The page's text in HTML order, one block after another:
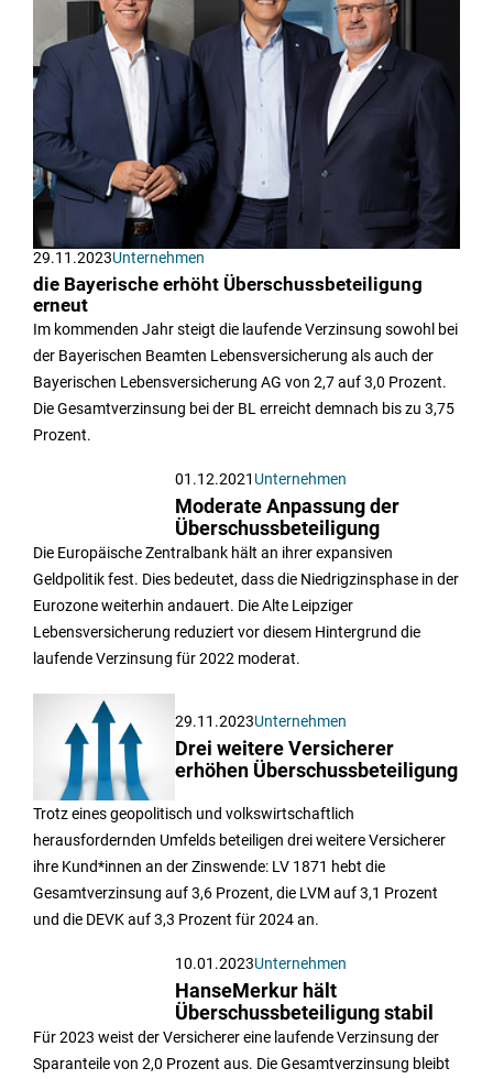
29.11.2023Unternehmen
die Bayerische erhöht Überschussbeteiligung
erneut
Im kommenden Jahr steigt die laufende Verzinsung sowohl bei
der Bayerischen Beamten Lebensversicherung als auch der
Bayerischen Lebensversicherung AG von 2,7 auf 3,0 Prozent.
Die Gesamtverzinsung bei der BL erreicht demnach bis zu 3,75
Prozent.
01.12.2021 Unternehmen
Moderate Anpassung der
Überschussbeteiligung
Die Europäische Zentralbank hält an ihrer expansiven
Geldpolitik fest. Dies bedeutet, dass die Niedrigzinsphase in der
Eurozone weiterhin andauert. Die Alte Leipziger
Lebensversicherung reduziert vor diesem Hintergrund die
laufende Verzinsung für 2022 moderat.
29.11.2023Unternehmen
Drei weitere Versicherer
erhöhen Überschussbeteiligung
Trotz eines geopolitisch und volkswirtschaftlich
herausfordernden Umfelds beteiligen drei weitere Versicherer
ihre Kund*innen an der Zinswende: LV 1871 hebt die
Gesamtverzinsung auf 3,6 Prozent, die LVM auf 3,1 Prozent
und die DEVK auf 3,3 Prozent für 2024 an.
10.01.2023Unternehmen
HanseMerkur hält
Überschussbeteiligung stabil
Für 2023 weist der Versicherer eine laufende Verzinsung der
Sparanteile von 2,0 Prozent aus. Die Gesamtverzinsung bleibt